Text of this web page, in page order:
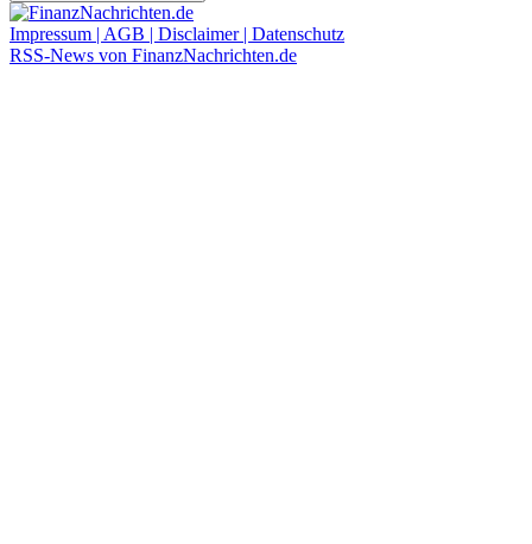
Impressum | AGB | Disclaimer | Datenschutz
RSS-News von FinanzNachrichten.de